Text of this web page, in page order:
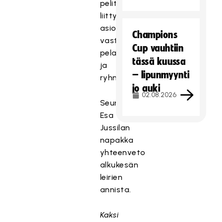
pelitapaan
liittyvien
asioiden
vastaanotto
pelaajistossa
ja
ryhmäytyminen.
Seuraavassa
Esa
Jussilan
napakka
yhteenveto
alkukesän
leirien
annista.
Kaksi
Champions
Cup vauhtiin
tässä kuussa
– lipunmyynti
jo auki
02.08.2026